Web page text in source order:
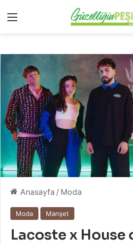
Menü
Anasayfa / Moda
Moda Manşet
Lacoste x House